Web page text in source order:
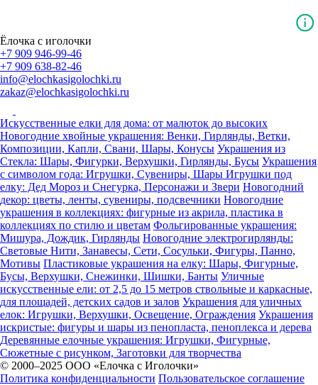
Ёлочка с иголочки
+7 909 946-99-46
+7 909 638-82-46
info@elochkasigolochki.ru
zakaz@elochkasigolochki.ru
Искусственные елки для дома: от малюток до высоких
Новогодние хвойные украшения: Венки, Гирлянды, Ветки,
Композиции, Капли, Свани, Шары, Конусы Украшения из
Стекла: Шары, Фигурки, Верхушки, Гирлянды, Бусы Украшения
с символом года: Игрушки, Сувениры, Шары Игрушки под
елку: Дед Мороз и Снегурка, Персонажи и Звери Новогодний
декор: цветы, ленты, сувениры, подсвечники Новогодние
украшения в коллекциях: фигурные из акрила, пластика в
коллекциях по стилю и цветам Фольгированные украшения:
Мишура, Дождик, Гирлянды Новогодние электрогирлянды:
Световые Нити, Занавесы, Сети, Сосульки, Фигуры, Панно,
Мотивы Пластиковые украшения на елку: Шары, Фигурные,
Бусы, Верхушки, Снежинки, Шишки, Банты Уличные
искусственные ели: от 2,5 до 15 метров ствольные и каркасные,
для площадей, детских садов и залов Украшения для уличных
елок: Игрушки, Верхушки, Освещение, Ограждения Украшения
искристые: фигуры и шары из пенопласта, пеноплекса и дерева
Деревянные елочные украшения: Игрушки, Фигурные,
Сюжетные с рисунком, Заготовки для творчества
© 2000–2025 ООО «Елочка с Иголочки»
Политика конфиденциальности Пользовательское соглашение